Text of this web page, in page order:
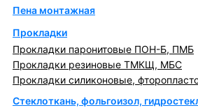
Пена монтажная
Прокладки
Прокладки паронитовые ПОН-Б, ПМБ
Прокладки резиновые ТМКЩ, МБС
Прокладки силиконовые,
Стеклоткань, фольгоизол,